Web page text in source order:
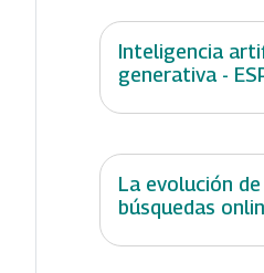
Inteligencia
generativa -
La evolución
búsquedas